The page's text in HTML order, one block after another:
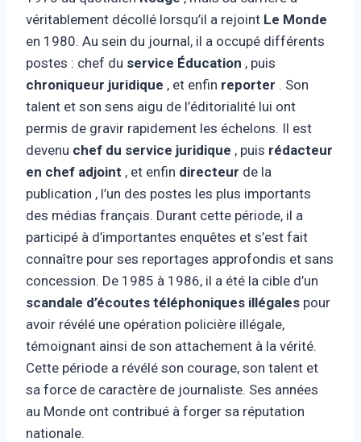
véritablement décollé lorsqu’il a rejoint Le Monde
en 1980. Au sein du journal, il a occupé différents
postes : chef du service Éducation , puis
chroniqueur juridique , et enfin reporter . Son
talent et son sens aigu de l’éditorialité lui ont
permis de gravir rapidement les échelons. Il est
devenu chef du service juridique , puis rédacteur
en chef adjoint , et enfin directeur de la
publication , l’un des postes les plus importants
des médias français. Durant cette période, il a
participé à d’importantes enquêtes et s’est fait
connaître pour ses reportages approfondis et sans
concession. De 1985 à 1986, il a été la cible d’un
scandale d’écoutes téléphoniques illégales pour
avoir révélé une opération policière illégale,
témoignant ainsi de son attachement à la vérité.
Cette période a révélé son courage, son talent et
sa force de caractère de journaliste. Ses années
au Monde ont contribué à forger sa réputation
nationale.